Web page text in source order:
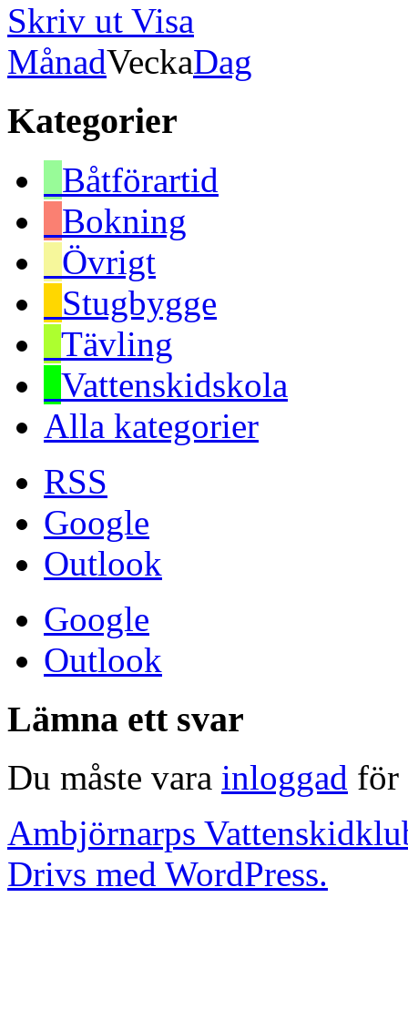
Skriv ut Visa
MånadVeckaDag
Kategorier
Båtförartid
Bokning
Övrigt
Stugbygge
Tävling
Vattenskidskola
Alla kategorier
RSS
Google
Outlook
Google
Outlook
Lämna ett svar
Du måste vara inloggad för
Ambjörnarps
Drivs med WordPress.